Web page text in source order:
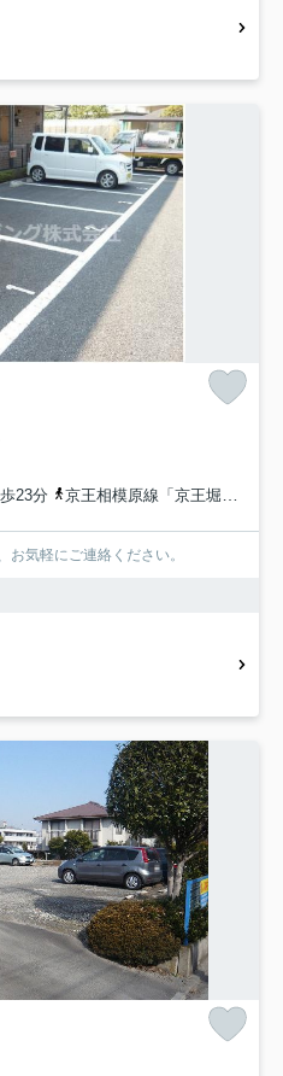
23分 京王相模原線「京王堀之内」駅 徒歩35分
お気軽にご連絡ください。